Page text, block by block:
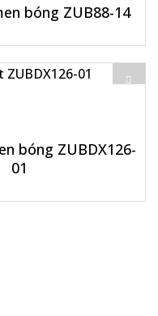
bóng ZUB88-14
bóng ZUBDX126-
01